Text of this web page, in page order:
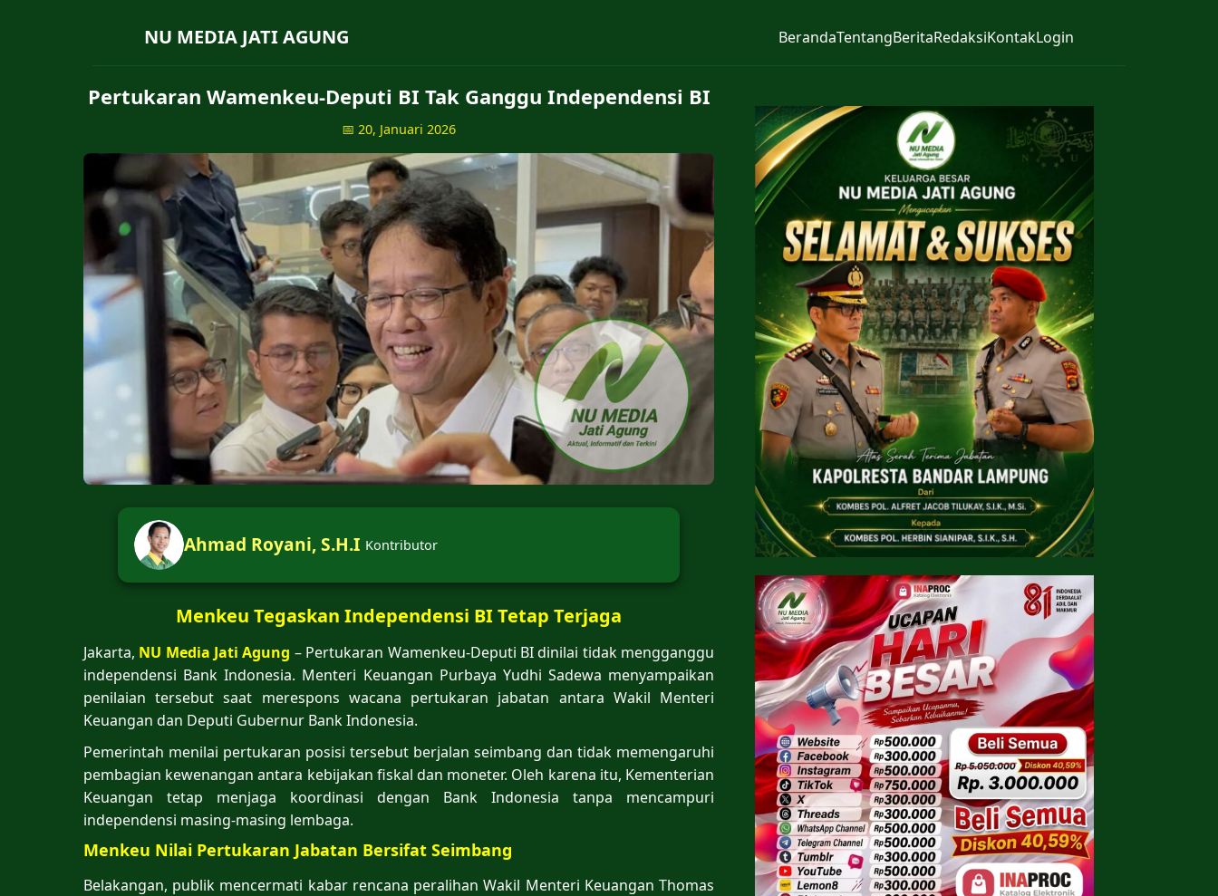
NU MEDIA JATI AGUNG BerandaTentangBeritaRedaksiKontakLogin
Pertukaran Wamenkeu-Deputi BI Tak Ganggu Independensi BI
📅 20, Januari 2026
Ahmad Royani, S.H.I Kontributor
Menkeu Tegaskan Independensi BI Tetap Terjaga
Jakarta, NU Media Jati Agung – Pertukaran Wamenkeu-Deputi BI dinilai tidak mengganggu
independensi Bank Indonesia. Menteri Keuangan Purbaya Yudhi Sadewa menyampaikan
penilaian tersebut saat merespons wacana pertukaran jabatan antara Wakil Menteri
Keuangan dan Deputi Gubernur Bank Indonesia.
Pemerintah menilai pertukaran posisi tersebut berjalan seimbang dan tidak memengaruhi
pembagian kewenangan antara kebijakan fiskal dan moneter. Oleh karena itu, Kementerian
Keuangan tetap menjaga koordinasi dengan Bank Indonesia tanpa mencampuri
independensi masing-masing lembaga.
Menkeu Nilai Pertukaran Jabatan Bersifat Seimbang
Belakangan, publik mencermati kabar rencana peralihan Wakil Menteri Keuangan Thomas